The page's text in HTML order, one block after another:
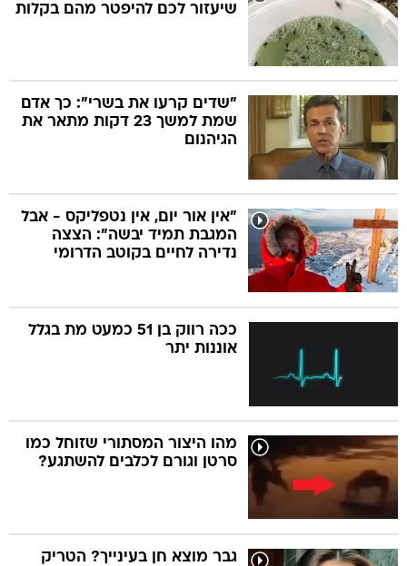
שיעזור לכם להיפטר מהם בקלות
"שדים קרעו את בשרי": כך אדם
שמת למשך 23 דקות מתאר את
הגיהנום
"אין אור יום, אין נטפליקס - אבל
המגבת תמיד יבשה": הצצה
נדירה לחיים בקוטב הדרומי
ככה רווק בן 51 כמעט מת בגלל
אוננות יתר
מהו היצור המסתורי שזוחל כמו
סרטן וגורם לכלבים להשתגע?
גבר מוצא חן בעינייך? הטריק